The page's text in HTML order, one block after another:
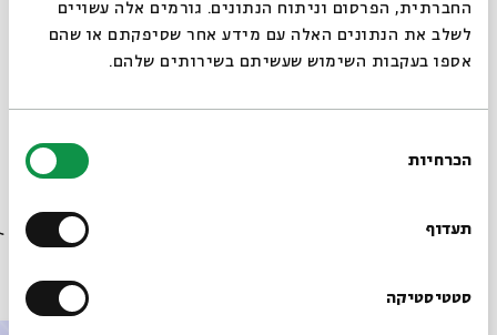
החברתית, הפרסום וניתוח הנתונים. גורמים אלה עשויים
לשלב את הנתונים האלה עם מידע אחר שסיפקתם או שהם
אספו בעקבות השימוש שעשיתם בשירותים שלהם.
הסכמה
הכרחיות
תעדוף
סטטיסטיקה
מתוך המפגש בימי הביניים שהתקיים ב-17.04.23